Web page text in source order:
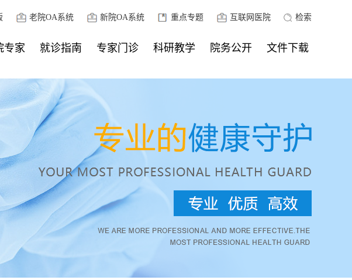
老院OA系统 新院OA系统 重点专题 互联网医院 检索
专家 就诊指南 专家门诊 科研教学 院务公开 文件下载